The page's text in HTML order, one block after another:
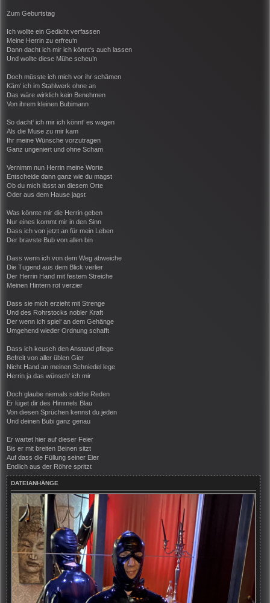
Zum Geburtstag
Ich wollte ein Gedicht verfassen
Meine Herrin zu erfreu‘n
Dann dacht ich mir ich könnt‘s auch lassen
Und wollte diese Mühe scheu’n
Doch müsste ich mich vor ihr schämen
Käm‘ ich im Stahlwerk ohne an
Das wäre wirklich kein Benehmen
Von ihrem kleinen Bubimann
So dacht‘ ich mir ich könnt‘ es wagen
Als die Muse zu mir kam
Ihr meine Wünsche vorzutragen
Ganz ungeniert und ohne Scham
Vernimm nun Herrin meine Worte
Entscheide dann ganz wie du magst
Ob du mich lässt an diesem Orte
Oder aus dem Hause jagst
Was könnte mir die Herrin geben
Nur eines kommt mir in den Sinn
Dass ich von jetzt an für mein Leben
Der bravste Bub von allen bin
Dass wenn ich von dem Weg abweiche
Die Tugend aus dem Blick verlier
Der Herrin Hand mit festem Streiche
Meinen Hintern rot verzier
Dass sie mich erzieht mit Strenge
Und des Rohrstocks nobler Kraft
Der wenn ich spiel‘ an dem Gehänge
Umgehend wieder Ordnung schafft
Dass ich keusch den Anstand pflege
Befreit von aller üblen Gier
Nicht Hand an meinen Schniedel lege
Herrin ja das wünsch‘ ich mir
Doch glaube niemals solche Reden
Er lüget dir des Himmels Blau
Von diesen Sprüchen kennst du jeden
Und deinen Bubi ganz genau
Er wartet hier auf dieser Feier
Bis er mit breiten Beinen sitzt
Auf dass die Füllung seiner Eier
Endlich aus der Röhre spritzt
DATEIANHÄNGE